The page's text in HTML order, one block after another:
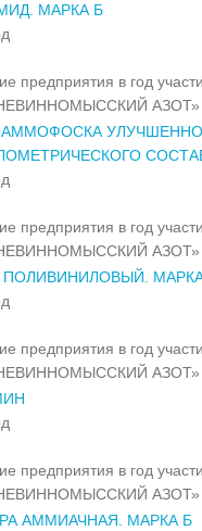
МАРКА Б
предприятия в год
АЗОТ»
предприятия в год
АЗОТ»
ПОЛИВИНИЛОВЫЙ. МАРКА
предприятия в год
АЗОТ»
предприятия в год
АЗОТ»
АММИАЧНАЯ. МАРКА Б